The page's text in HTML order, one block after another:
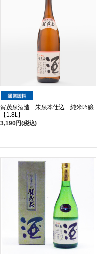
賀茂泉酒造 朱泉本仕込 純米吟醸
【1.8L】
3,190円(税込)